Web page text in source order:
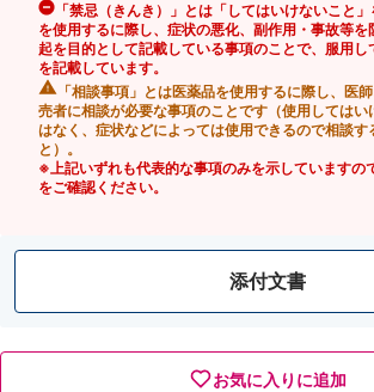
「禁忌（きんき）」とは「してはいけないこと
を使用するに際し、症状の悪化、副作用・事故等を
起を目的として記載している事項のことで、服用し
を記載しています。
「相談事項」とは医薬品を使用するに際し、医
売者に相談が必要な事項のことです（使用してはい
はなく、症状などによっては使用できるので相談す
と）。
※上記いずれも代表的な事項のみを示していますの
をご確認ください。
添付文書
お気に入りに追加